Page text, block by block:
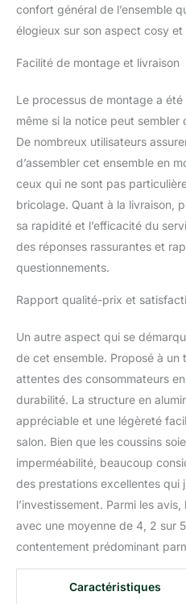
de
en
les
confort général de l’ensemble
élogieux sur son aspect cosy et
Facilité de montage et livraison
Le processus de montage a
même si la notice peut
De nombreux utilisateurs
d’assembler cet ensemble en
ceux qui ne sont pas
bricolage. Quant à la livraison,
sa rapidité et l’efficacité du
des réponses rassurantes et
questionnements.
Rapport qualité-prix et
Un autre aspect qui se
de cet ensemble. Proposé à
attentes des consommateurs
durabilité. La structure en
appréciable et une légèreté
salon. Bien que les coussins
imperméabilité, beaucoup
des prestations excellentes qui
l’investissement. Parmi les
avec une moyenne de 4, 2 sur
contentement prédominant
Caractéristiques